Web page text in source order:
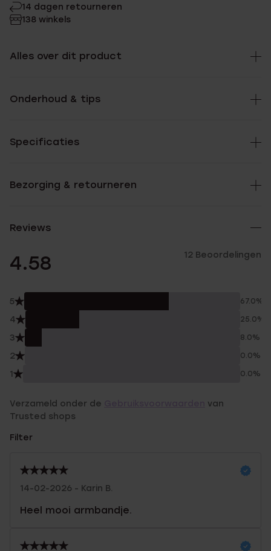
14 dagen retourneren
138 winkels
Alles over dit product
Onderhoud & tips
Specificaties
Bezorging & retourneren
Reviews
4.58 12 Beoordelingen
5 67.0%
4 25.0%
3 8.0%
2 0.0%
1 0.0%
Verzameld onder de
van
Trusted shops
Filter
14-02-2026 - Karin B.
Heel mooi armbandje.